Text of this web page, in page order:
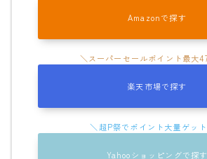
Amazonで探す
楽天市場で探す
Yahooショッピングで探す